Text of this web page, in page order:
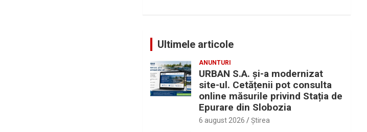
Ultimele articole
ANUNTURI
URBAN S.A. și-a modernizat
site-ul. Cetățenii pot consulta
online măsurile privind Stația de
Epurare din Slobozia
6 august 2026 Ştirea